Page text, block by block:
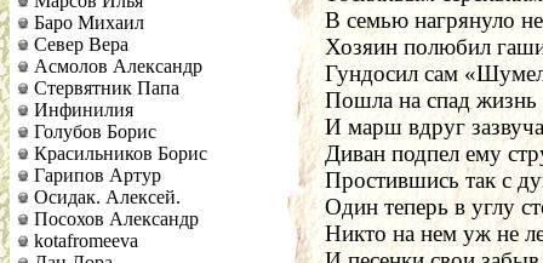
Баро Михаил
Север Вера
Асмолов Александр
Стервятник Папа
Инфинилия
Голубов Борис
Красильников Борис
Гарипов Артур
Осидак. Алексей.
Посохов Александр
kotafromeeva
В семью нагрянуло
Хозяин полюбил
Гундосил сам
Пошла на спад жизнь
И марш вдруг
Диван подпел ему
Простившись так с
Один теперь в углу
Никто на нем уж не